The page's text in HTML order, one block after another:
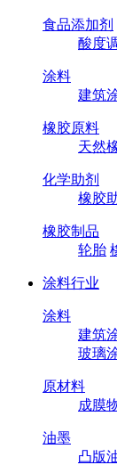
食品添加剂
酸度
涂料
建筑
橡胶原料
天然
化学助剂
橡胶
橡胶制品
轮胎
涂料行业
涂料
建筑
玻璃
原材料
成膜
油墨
凸版